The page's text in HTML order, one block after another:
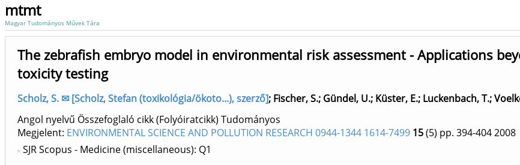
mtmt
Magyar Tudományos Művek Tára
The zebrafish embryo model in environmental risk assessment - Applications
toxicity testing
Scholz, S. ✉ [Scholz, Stefan (toxikológia/ökoto...), szerző]; Fischer, S.; Gündel, U.; Küster, E.; Luckenbach, T.;
Angol nyelvű Összefoglaló cikk (Folyóiratcikk) Tudományos
Megjelent: ENVIRONMENTAL SCIENCE AND POLLUTION RESEARCH 0944-1344 1614-7499 15(5) pp. 394-4042008
SJR Scopus - Medicine (miscellaneous): Q1